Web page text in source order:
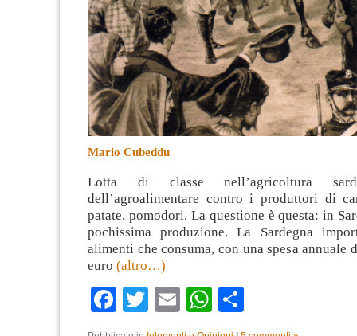
Mario Cubeddu
Lotta di classe nell’agricoltura
dell’agroalimentare contro i produttori di
patate, pomodori. La questione è questa: in
pochissima produzione. La Sardegna
alimenti che consuma, con una spesa
euro (altro…)
Facebook
TwitterEmailWhatsApp